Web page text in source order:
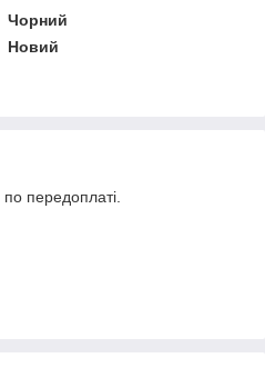
Чорний
Новий
по передоплаті.